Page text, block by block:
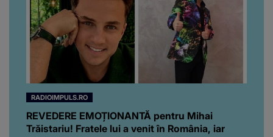
RADIOIMPULS.RO
REVEDERE EMOȚIONANTĂ pentru Mihai
Trăistariu! Fratele lui a venit în România, iar